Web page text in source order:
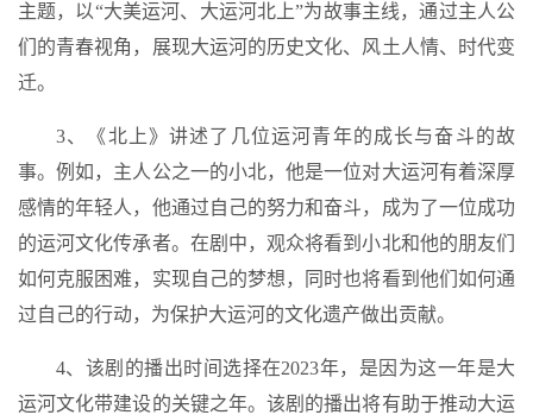
主题，以“大美运河、大运河北上”为故事主线，通过主人公
们的青春视角，展现大运河的历史文化、风土人情、时代变
迁。
3、《北上》讲述了几位运河青年的成长与奋斗的故
事。例如，主人公之一的小北，他是一位对大运河有着深厚
感情的年轻人，他通过自己的努力和奋斗，成为了一位成功
的运河文化传承者。在剧中，观众将看到小北和他的朋友们
如何克服困难，实现自己的梦想，同时也将看到他们如何通
过自己的行动，为保护大运河的文化遗产做出贡献。
4、该剧的播出时间选择在2023年，是因为这一年是大
运河文化带建设的关键之年。该剧的播出将有助于推动大运